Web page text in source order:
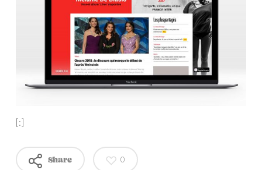
[:]
Share 0